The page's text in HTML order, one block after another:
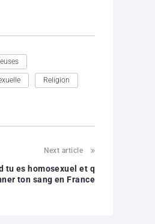
Religion
Next article
tu es homosexuel et q
ton sang en France